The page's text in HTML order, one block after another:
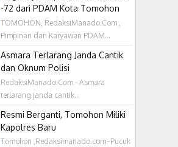
-72 dari PDAM Kota Tomohon
TOMOHON, RedaksiManado.Com ,
Pimpinan dan Karyawan PDAM...
Asmara Terlarang Janda Cantik
dan Oknum Polisi
RedaksiManado.Com - Asmara
terlarang janda cantik...
Resmi Berganti, Tomohon Miliki
Kapolres Baru
Tomohon ,Redaksimanado.com~Pucuk